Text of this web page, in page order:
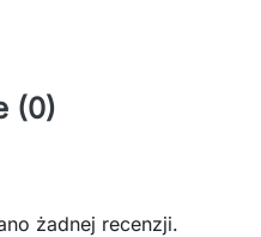
(0)
żadnej recenzji.